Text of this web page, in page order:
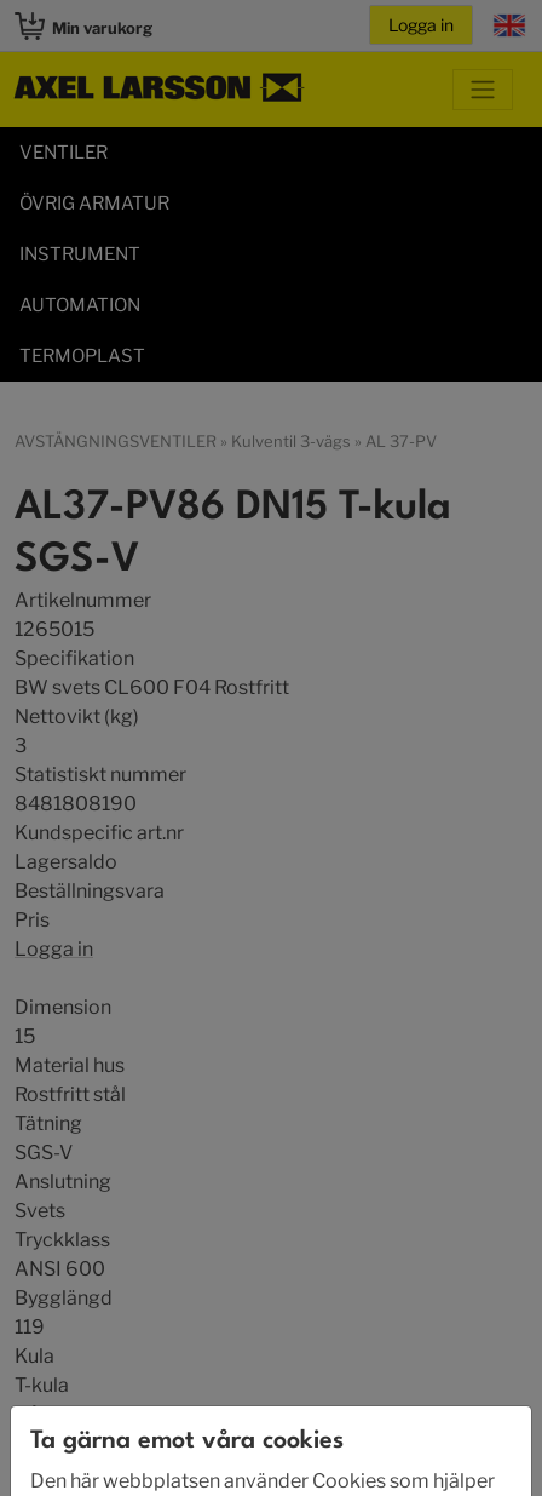
Min varukorg
VENTILER
ÖVRIG ARMATUR
INSTRUMENT
AUTOMATION
TERMOPLAST
AVSTÄNGNINGSVENTILER » Kulventil 3-vägs » AL 37-PV
AL37-PV86 DN15 T-kula
SGS-V
Artikelnummer
1265015
Specifikation
BW svets CL600 F04 Rostfritt
Nettovikt (kg)
3
Statistiskt nummer
8481808190
Kundspecific art.nr
Lagersaldo
Beställningsvara
Pris
Logga in
Dimension
15
Material hus
Rostfritt stål
Tätning
SGS-V
Anslutning
Svets
Tryckklass
ANSI 600
Bygglängd
119
Kula
T-kula
Hålbild
F04
Ta gärna emot våra cookies
Den här webbplatsen använder Cookies som hjälper